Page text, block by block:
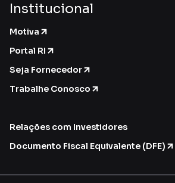
Institucional
Motiva
Portal RI
Seja Fornecedor
Trabalhe Conosco
Relações com Investidores
Documento Fiscal Equivalente (DFE)